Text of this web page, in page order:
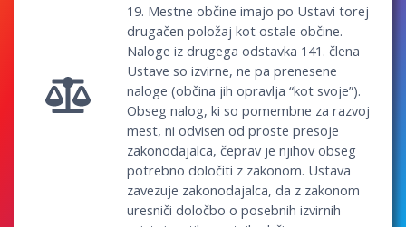
19. Mestne občine imajo po Ustavi torej
drugačen položaj kot ostale občine.
Naloge iz drugega odstavka 141. člena
Ustave so izvirne, ne pa prenesene
naloge (občina jih opravlja “kot svoje”).
Obseg nalog, ki so pomembne za razvoj
mest, ni odvisen od proste presoje
zakonodajalca, čeprav je njihov obseg
potrebno določiti z zakonom. Ustava
zavezuje zakonodajalca, da z zakonom
uresniči določbo o posebnih izvirnih